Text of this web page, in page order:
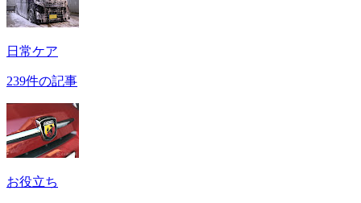
日常ケア
239件の記事
お役立ち